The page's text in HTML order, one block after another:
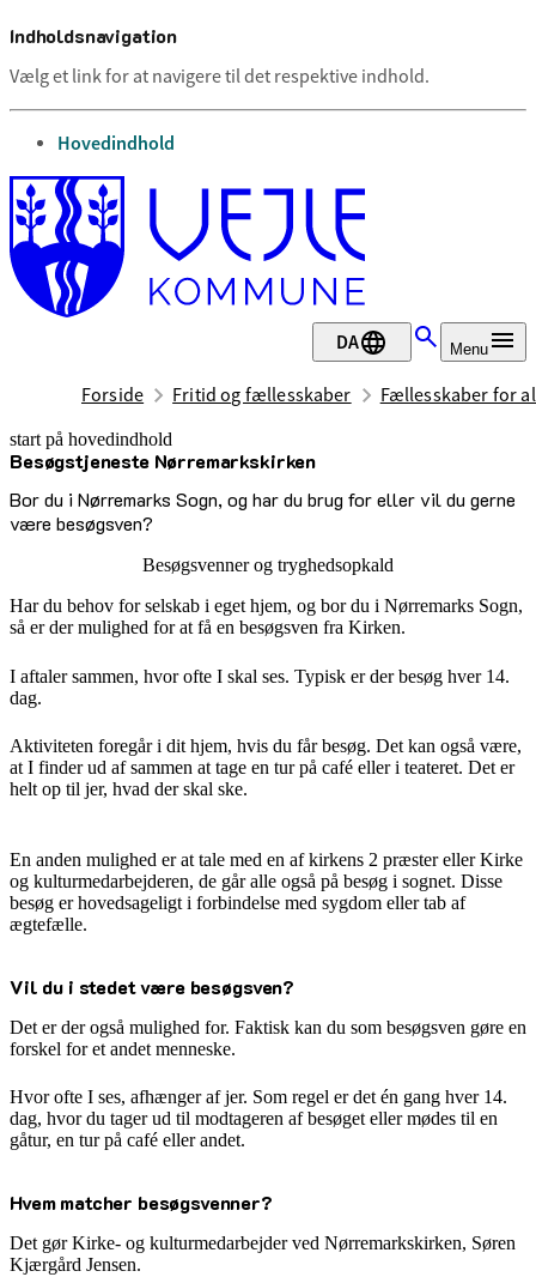
Indholdsnavigation
Vælg et link for at navigere til det respektive indhold.
gå til
Hovedindhold
DA Menu
Forside Fritid og fællesskaber Fællesskaber for
start på hovedindhold
Besøgstjeneste Nørremarkskirken
Bor du i Nørremarks Sogn, og har du brug for eller vil du gerne
være besøgsven?
senest opdateret 29. juni 2026
Besøgsvenner og tryghedsopkald
Har du behov for selskab i eget hjem, og bor du i Nørremarks Sogn,
så er der mulighed for at få en besøgsven fra Kirken.
I aftaler sammen, hvor ofte I skal ses. Typisk er der besøg hver 14.
dag.
Aktiviteten foregår i dit hjem, hvis du får besøg. Det kan også være,
at I finder ud af sammen at tage en tur på café eller i teateret. Det er
helt op til jer, hvad der skal ske.
En anden mulighed er at tale med en af kirkens 2 præster eller Kirke
og kulturmedarbejderen, de går alle også på besøg i sognet. Disse
besøg er hovedsageligt i forbindelse med sygdom eller tab af
ægtefælle.
Vil du i stedet være besøgsven?
Det er der også mulighed for. Faktisk kan du som besøgsven gøre en
forskel for et andet menneske.
Hvor ofte I ses, afhænger af jer. Som regel er det én gang hver 14.
dag, hvor du tager ud til modtageren af besøget eller mødes til en
gåtur, en tur på café eller andet.
Hvem matcher besøgsvenner?
Det gør Kirke- og kulturmedarbejder ved Nørremarkskirken, Søren
Kjærgård Jensen.